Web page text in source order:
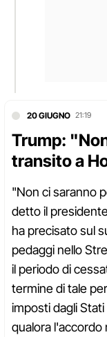
20 GIUGNO 21:19
Trump:
transito a
"Non ci saranno
detto il
ha precisato sul
pedaggi nello
il periodo di
termine di tale
imposti dagli
qualora l'accordo